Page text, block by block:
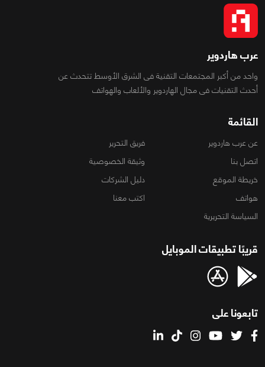
عرب هاردوير
واحد من أكبر المجتمعات التقنية فى الشرق الأوسط تتحدث عن
أحدث التقنيات فى مجال الهاردوير والألعاب والهواتف
القائمة
عن عرب هاردوير
فريق التحرير
اتصل بنا
وثيقة الخصوصية
خريطة الموقع
دليل الشركات
هواتف
اكتب معنا
السياسة التحريرية
قريبًا تطبيقات الموبايل
تابعونا على